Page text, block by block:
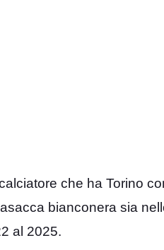
che ha Torino
bianconera sia
al 2025.